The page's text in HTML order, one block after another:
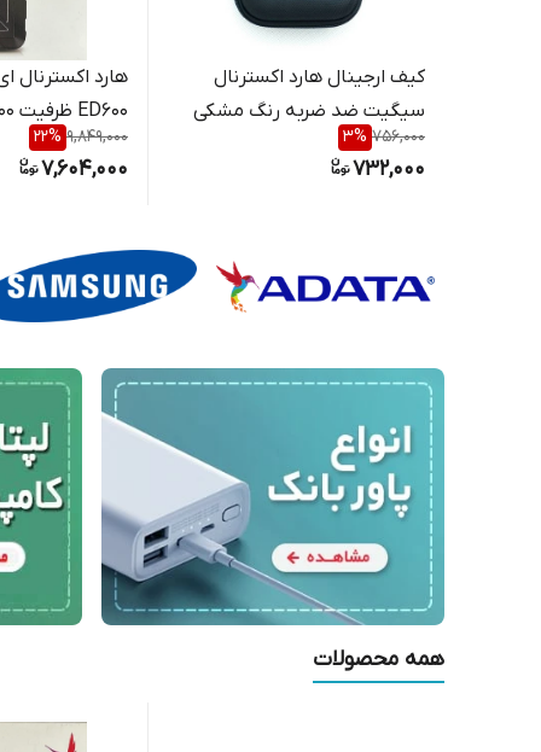
کیف ارجینال هارد اکسترنال
سیگیت ضد ضربه رنگ مشکی
756,000
3%
732,000
ضربه ضد شوک
9,849,000
22%
7,604,000
همه محصولات